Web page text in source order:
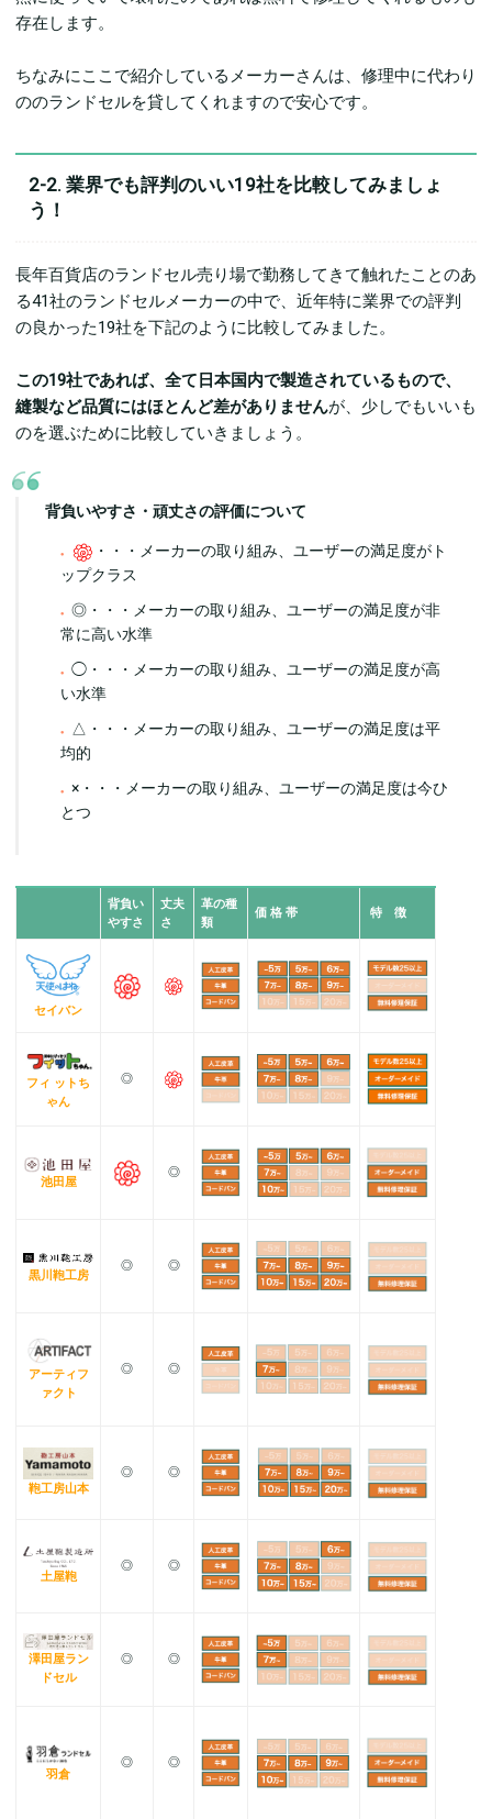
存在します。
ちなみにここで紹介しているメーカーさんは、修理中に代わり
ののランドセルを貸してくれますので安心です。
2-2. 業界でも評判のいい19社を比較してみましょ
う！
長年百貨店のランドセル売り場で勤務してきて触れたことのあ
る41社のランドセルメーカーの中で、近年特に業界での評判
の良かった19社を下記のように比較してみました。
この19社であれば、全て日本国内で製造されているもので、
縫製など品質にはほとんど差がありませんが、少しでもいいも
のを選ぶために比較していきましょう。
背負いやすさ・頑丈さの評価について
・・・メーカーの取り組み、ユーザーの満足度がト
ップクラス
◎・・・メーカーの取り組み、ユーザーの満足度が非
常に高い水準
◯・・・メーカーの取り組み、ユーザーの満足度が高
い水準
△・・・メーカーの取り組み、ユーザーの満足度は平
均的
×・・・メーカーの取り組み、ユーザーの満足度は今ひ
とつ
背負い
やすさ
丈夫
さ
革の種
類
価 格 帯 特 徴
セイバン
フィ ットち
ゃん
◎
池田屋
◎
黒川鞄工房
◎ ◎
アーティフ
ァクト
◎ ◎
鞄工房山本
◎ ◎
土屋鞄
◎ ◎
澤田屋ラン
ドセル
◎ ◎
羽倉
◎ ◎